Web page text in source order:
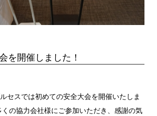
を開催しました！
セスでは初めての安全大会を開催いたしま
くの協力会社様にご参加いただき、感謝の気